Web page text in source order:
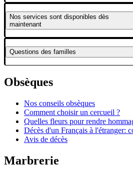
Nos services sont disponibles dès
maintenant
Questions des familles
Obsèques
Nos conseils obsèques
Comment choisir un cercueil ?
Quelles fleurs pour rendre
Décès d'un Français à l'étranger:
Avis de décès
Marbrerie